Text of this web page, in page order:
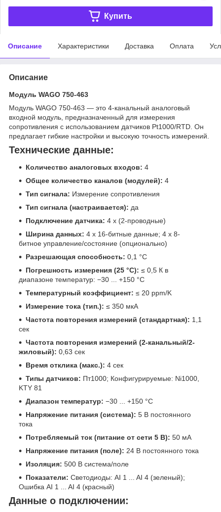
Купить
Описание Характеристики Доставка Оплата
Описание
Модуль WAGO 750-463
Модуль WAGO 750-463 — это 4-канальный аналоговый
входной модуль, предназначенный для измерения
сопротивления с использованием датчиков Pt1000/RTD. Он
предлагает гибкие настройки и высокую точность измерений.
Технические данные:
Количество аналоговых входов: 4
Общее количество каналов (модулей): 4
Тип сигнала: Измерение сопротивления
Тип сигнала (настраивается): да
Подключение датчика: 4 x (2-проводные)
Ширина данных: 4 x 16-битные данные; 4 x 8-
битное управление/состояние (опционально)
Разрешающая способность: 0,1 °C
Погрешность измерения (25 °C): ≤ 0,5 К в
диапазоне температур: −30 ... +150 °C
Температурный коэффициент: ≤ 20 ppm/K
Измерение тока (тип.): ≤ 350 мкА
Частота повторения измерений (стандартная): 1,1
сек
Частота повторения измерений (2-канальный/2-
жиловый): 0,63 сек
Время отклика (макс.): 4 сек
Типы датчиков: Пт1000; Конфигурируемые: Ni1000,
KTY 81
Диапазон температур: −30 ... +150 °C
Напряжение питания (система): 5 В постоянного
тока
Потребляемый ток (питание от сети 5 В): 50 мА
Напряжение питания (поле): 24 В постоянного тока
Изоляция: 500 В система/поле
Показатели: Светодиоды: AI 1 ... AI 4 (зеленый);
Ошибка AI 1 ... AI 4 (красный)
Данные о подключении: